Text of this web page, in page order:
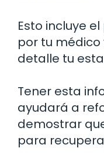
Esto incluye
por tu
detalle tu
Tener esta
ayudará a
demostrar
para